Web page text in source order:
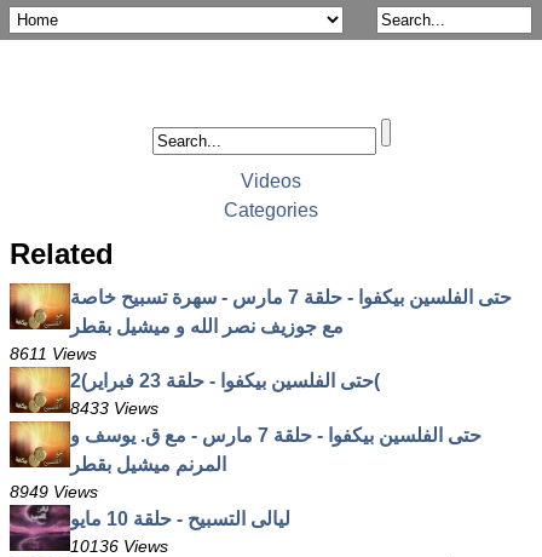
Videos
Categories
Related
حتى الفلسين بيكفوا - حلقة 7 مارس - سهرة تسبيح خاصة
مع جوزيف نصر الله و ميشيل بقطر
8611 Views
حتى الفلسين بيكفوا - حلقة 23 فبراير)2(
8433 Views
حتى الفلسين بيكفوا - حلقة 7 مارس - مع ق. يوسف و
المرنم ميشيل بقطر
8949 Views
ليالى التسبيح - حلقة 10 مايو
10136 Views